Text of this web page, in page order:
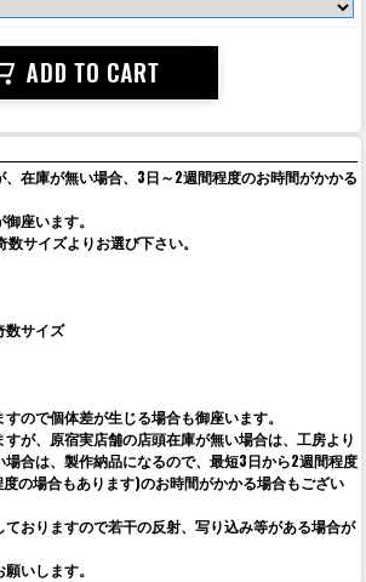
在庫が無い場合、3日～2週間程度のお時間がかかる
座います。
サイズよりお選び下さい。
数サイズ
ので個体差が生じる場合も御座います。
が、原宿実店舗の店頭在庫が無い場合は、工房より
合は、製作納品になるので、最短3日から2週間程度
の場合もあります)のお時間がかかる場合もござい
おりますので若干の反射、写り込み等がある場合が
いします。